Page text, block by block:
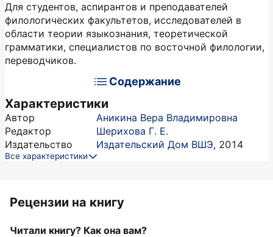
Для студентов, аспирантов и преподавателей
филологических факультетов, исследователей в
области теории языкознания, теоретической
грамматики, специалистов по восточной филологии,
переводчиков.
Содержание
Характеристики
Автор
Аникина Вера Владимировна
Редактор
Шерихова Г. Е.
Издательство
Издательский Дом ВШЭ, 2014
Все характеристики
Рецензии на книгу
Читали книгу? Как она вам?